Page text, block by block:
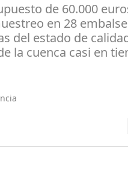
de 60.000
en 28
del estado de
la cuenca casi en